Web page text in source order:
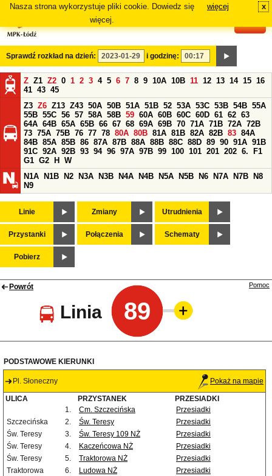
Nasza strona wykorzystuje pliki cookie. Dowiedz się
więcej.
więcej x
Sprawdź rozkład na dzień: i godzinę:
Z Z1 Z2 0 1 2 3 4 5 6 7 8 9 10A 10B 11 12 13 14 15 16
41 43 45
Z3 Z6 Z13 Z43 50A 50B 51A 51B 52 53A 53C 53B 54B 55A
55B 55C 56 57 58A 58B 59 60A 60B 60C 60D 61 62 63
64A 64B 65A 65B 66 67 68 69A 69B 70 71A 71B 72A 72B
73 75A 75B 76 77 78 80A 80B 81A 81B 82A 82B 83 84A
84B 85A 85B 86 87A 87B 88A 88B 88C 88D 89 90 91A 91B
91C 92A 92B 93 94 96 97A 97B 99 100 101 201 202 6.
F1
G1 G2 H
W
N1A
N1B N2 N3A N3B N4A N4B N5A N5B N6 N7A N7B
N8
N9
Linie Zmiany Utrudnienia
Przystanki Połączenia Schematy
Pobierz
Powrót
Linia 89
Pomoc
PODSTAWOWE KIERUNKI
Pl. Słoneczny Pokaż na mapie
ULICA PRZYSTANEK
PRZESIADKI
1.
Cm. Szczecińska
Przesiadki
Szczecińska
2. Św. Teresy
Przesiadki
Św. Teresy
3. Św. Teresy 109 NŻ
Przesiadki
Św. Teresy
4. Kaczeńcowa NŻ
Przesiadki
Św. Teresy
5. Traktorowa NŻ
Przesiadki
Traktorowa
6. Ludowa NŻ
Przesiadki